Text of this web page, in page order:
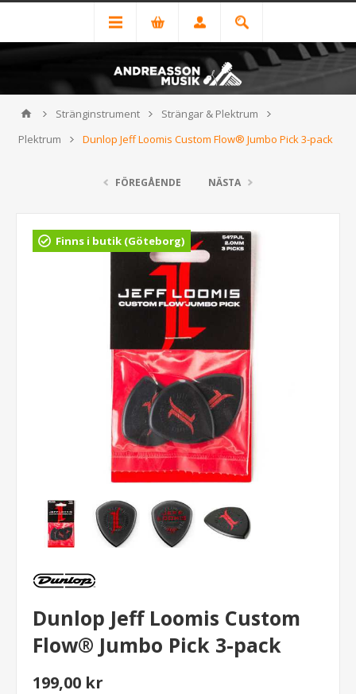
Stränginstrument
Strängar & Plektrum
Plektrum
Dunlop Jeff Loomis Custom Flow® Jumbo Pick 3-pack
FÖREGÅENDE NÄSTA
Finns i butik (Göteborg)
Dunlop Jeff Loomis Custom
Flow® Jumbo Pick 3-pack
199,00 kr